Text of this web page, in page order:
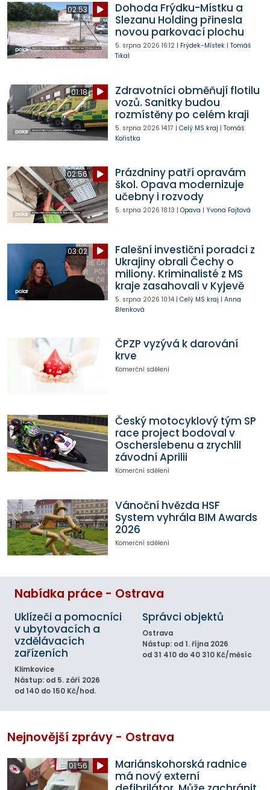
02:53
Dohoda Frýdku-Místku a
Slezanu Holding přinesla
novou parkovací plochu
5. srpna 2026 16:12| Frýdek-Místek| Tomáš
Tikal
01:18
Zdravotníci obměňují flotilu
vozů. Sanitky budou
rozmístěny po celém kraji
5. srpna 2026 14:17 | Celý MS kraj | Tomáš
Kořistka
02:56
Prázdniny patří opravám
škol. Opava modernizuje
učebny i rozvody
5. srpna 2026 18:13 | Opava | Yvona Fajtová
03:02
Falešní investiční poradci z
Ukrajiny obrali Čechy o
miliony. Kriminalisté z MS
kraje zasahovali v Kyjevě
5. srpna 2026 10:14| Celý MS kraj | Anna
Břenková
ČPZP vyzývá k darování
krve
Komerční sdělení
Český motocyklový tým SP
race project bodoval v
Oscherslebenu a zrychlil
závodní Aprilii
Komerční sdělení
Vánoční hvězda HSF
System vyhrála BIM Awards
2026
Komerční sdělení
Nabídka práce - Ostrava
Uklízeči a pomocníci
v ubytovacích a
vzdělávacích
zařízeních
Klimkovice
Nástup: od 5. září 2026
od 140 do 150 Kč/hod.
Správci objektů
Ostrava
Nástup: od 1. října 2026
od 31 410 do 40 310 Kč/měsíc
Nejnovější zprávy - Ostrava
01:56
Mariánskohorská radnice
má nový externí